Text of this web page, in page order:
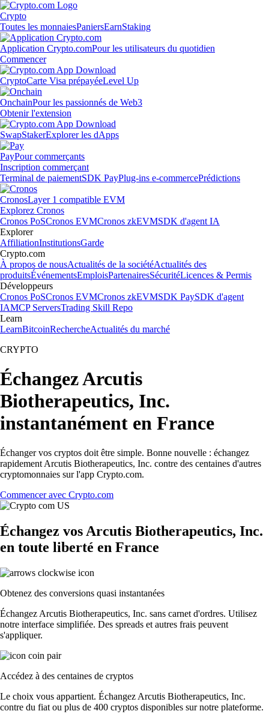
Crypto
Toutes les monnaiesPaniersEarnStaking
Application Crypto.comPour les utilisateurs du quotidien
Commencer
CryptoCarte Visa prépayéeLevel Up
OnchainPour les passionnés de Web3
Obtenir l'extension
SwapStakerExplorer les dApps
PayPour commerçants
Inscription commerçant
Terminal de paiementSDK PayPlug-ins e-commercePrédictions
CronosLayer 1 compatible EVM
Explorez Cronos
Cronos PoSCronos EVMCronos zkEVMSDK d'agent IA
Explorer
AffiliationInstitutionsGarde
Crypto.com
À propos de nousActualités de la sociétéActualités des
produitsÉvénementsEmploisPartenairesSécuritéLicences & Permis
Développeurs
Cronos PoSCronos EVMCronos zkEVMSDK PaySDK d'agent
IAMCP ServersTrading Skill Repo
Learn
LearnBitcoinRechercheActualités du marché
CRYPTO
Échangez Arcutis
Biotherapeutics, Inc.
instantanément en France
Échanger vos cryptos doit être simple. Bonne nouvelle : échangez
rapidement Arcutis Biotherapeutics, Inc. contre des centaines d'autres
cryptomonnaies sur l'app Crypto.com.
Commencer avec Crypto.com
Échangez vos Arcutis Biotherapeutics, Inc.
en toute liberté en France
Obtenez des conversions quasi instantanées
Échangez Arcutis Biotherapeutics, Inc. sans carnet d'ordres. Utilisez
notre interface simplifiée. Des spreads et autres frais peuvent
s'appliquer.
Accédez à des centaines de cryptos
Le choix vous appartient. Échangez Arcutis Biotherapeutics, Inc.
contre du fiat ou plus de 400 cryptos disponibles sur notre plateforme.